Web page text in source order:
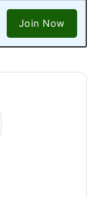
Join Now